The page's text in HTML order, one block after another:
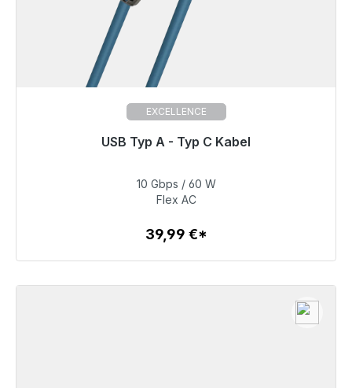
EXCELLENCE
USB Typ A - Typ C Kabel
Prêt à être expédié, délai de livraison 48h*
39,99 €
Détails
10 Gbps / 60 W
Flex AC
39,99 €*